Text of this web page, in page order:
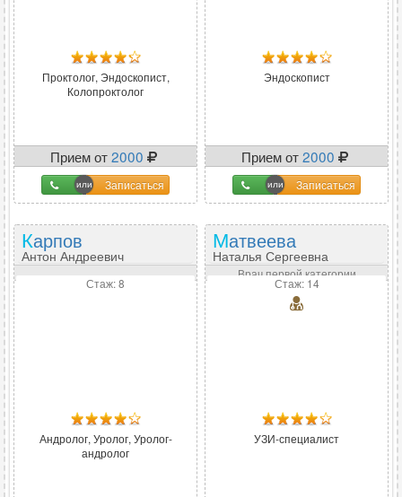
Проктолог, Эндоскопист,
Колопроктолог
Прием от2000
Записаться
Эндоскопист
Прием от2000
Записаться
Карпов
Антон Андреевич
Стаж: 8
Андролог, Уролог, Уролог-
андролог
Матвеева
Наталья Сергеевна
Врач первой категории
Стаж: 14
УЗИ-специалист